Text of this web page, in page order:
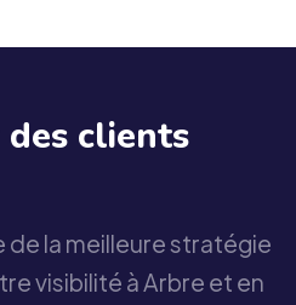
clients
de la meilleure stratégie
visibilité à Arbre et en